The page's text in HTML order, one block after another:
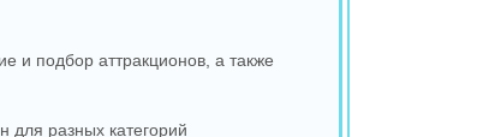
и подбор аттракционов, а также
для разных категорий